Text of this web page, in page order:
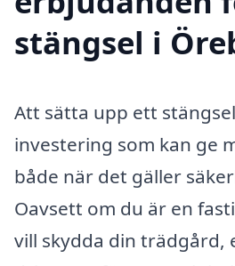
stängsel i
Att sätta upp ett
investering som kan ge
både när det gäller
Oavsett om du är en
vill skydda din trädgård,